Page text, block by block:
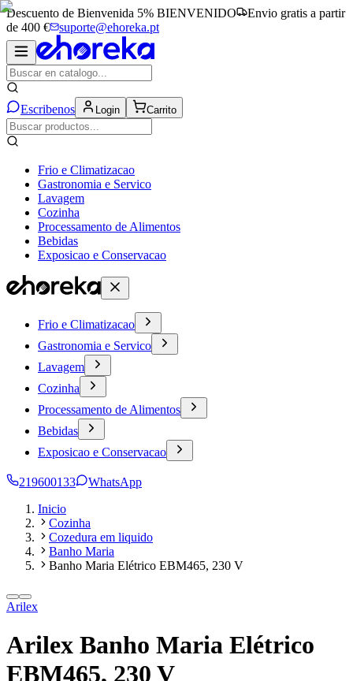
Descuento de Bienvenida 5% BIENVENIDO
Envio gratis a partir
de 400 €
suporte@ehoreka.pt
Escribenos Login Carrito
Frio e Climatizacao
Gastronomia e Servico
Lavagem
Cozinha
Processamento de Alimentos
Bebidas
Exposicao e Conservacao
Frio e Climatizacao
Gastronomia e Servico
Lavagem
Cozinha
Processamento de Alimentos
Bebidas
Exposicao e Conservacao
219600133
WhatsApp
Inicio
Cozinha
Cozedura em liquido
Banho Maria
Banho Maria Elétrico EBM465, 230 V
Arilex
Arilex Banho Maria Elétrico
EBM465, 230 V